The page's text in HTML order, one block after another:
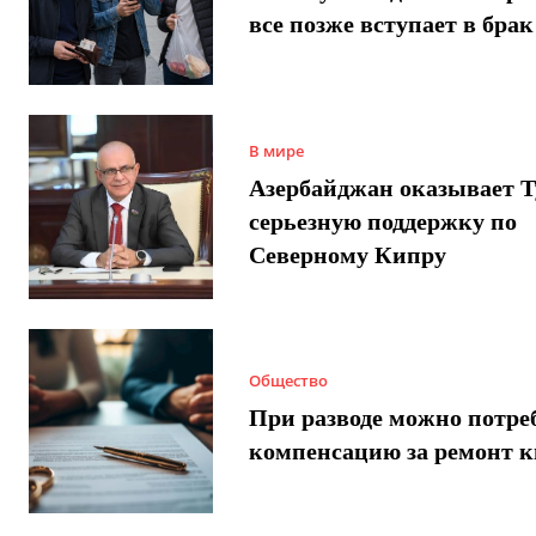
все позже вступает в брак
В мире
Азербайджан оказывает
серьезную поддержку по
Северному Кипру
Общество
При разводе можно
компенсацию за ремонт